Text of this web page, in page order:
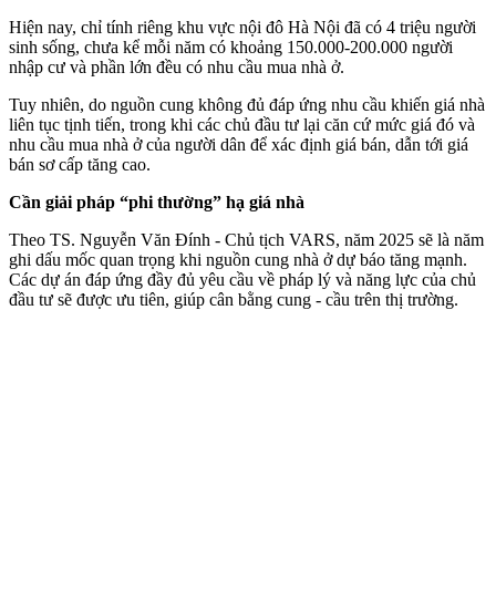
Hiện nay, chỉ tính riêng khu vực nội đô Hà Nội đã có 4 triệu người
sinh sống, chưa kể mỗi năm có khoảng 150.000-200.000 người
nhập cư và phần lớn đều có nhu cầu mua nhà ở.
Tuy nhiên, do nguồn cung không đủ đáp ứng nhu cầu khiến giá nhà
liên tục tịnh tiến, trong khi các chủ đầu tư lại căn cứ mức giá đó và
nhu cầu mua nhà ở của người dân để xác định giá bán, dẫn tới giá
bán sơ cấp tăng cao.
Cần giải pháp “phi thường” hạ giá nhà
Theo TS. Nguyễn Văn Đính - Chủ tịch VARS, năm 2025 sẽ là năm
ghi dấu mốc quan trọng khi nguồn cung nhà ở dự báo tăng mạnh.
Các dự án đáp ứng đầy đủ yêu cầu về pháp lý và năng lực của chủ
đầu tư sẽ được ưu tiên, giúp cân bằng cung - cầu trên thị trường.